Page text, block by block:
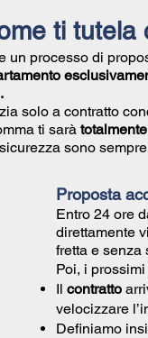
ti tutela
processo di
solo a contratto
ti sarà
sono
Proposta
Entro 24 ore
direttamente
fretta e senza
Poi, i
Il contratto
velocizzare
Definiamo